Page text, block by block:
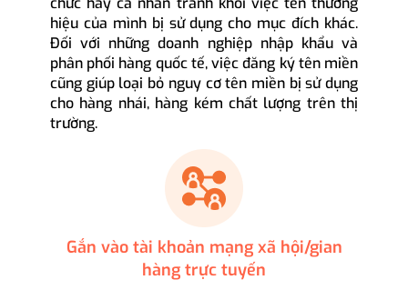
hiệu của mình bị sử dụng cho mục đích khác.
Đối với những doanh nghiệp nhập khẩu và
phân phối hàng quốc tế, việc đăng ký tên miền
cũng giúp loại bỏ nguy cơ tên miền bị sử dụng
cho hàng nhái, hàng kém chất lượng trên thị
trường.
Gắn vào tài khoản mạng xã hội/gian
hàng trực tuyến